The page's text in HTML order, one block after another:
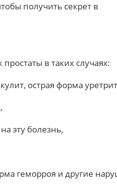
получить секрет в
в таких случаях:
острая форма
эту болезнь,
геморроя и другие